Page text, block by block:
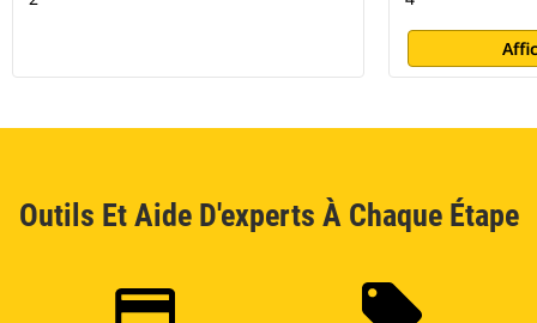
Outils Et Aide D'experts À Chaque Étape